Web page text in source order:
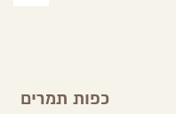
כפות תמרים